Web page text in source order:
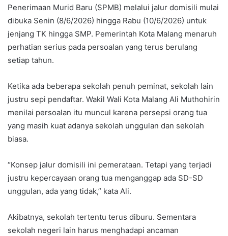
Penerimaan Murid Baru (SPMB) melalui jalur domisili mulai
dibuka Senin (8/6/2026) hingga Rabu (10/6/2026) untuk
jenjang TK hingga SMP. Pemerintah Kota Malang menaruh
perhatian serius pada persoalan yang terus berulang
setiap tahun.
Ketika ada beberapa sekolah penuh peminat, sekolah lain
justru sepi pendaftar. Wakil Wali Kota Malang Ali Muthohirin
menilai persoalan itu muncul karena persepsi orang tua
yang masih kuat adanya sekolah unggulan dan sekolah
biasa.
“Konsep jalur domisili ini pemerataan. Tetapi yang terjadi
justru kepercayaan orang tua menganggap ada SD-SD
unggulan, ada yang tidak,” kata Ali.
Akibatnya, sekolah tertentu terus diburu. Sementara
sekolah negeri lain harus menghadapi ancaman